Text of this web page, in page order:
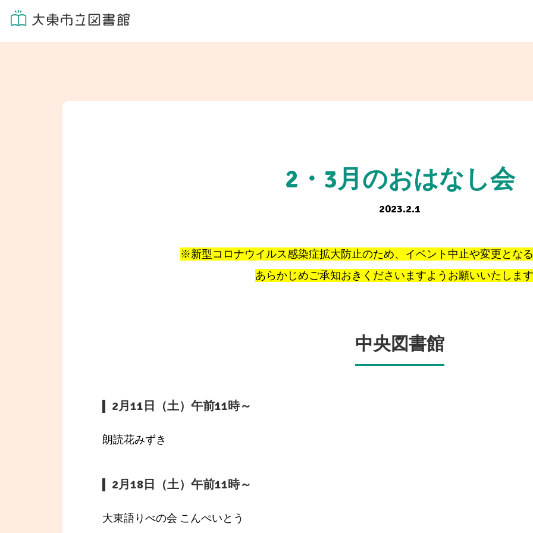
2・3月のおはなし会
2023.2.1
※新型コロナウイルス感染症拡大防止のため、イベント中止や変更とな
あらかじめご承知おきくださいますようお願いいたしま
中央図書館
2月11日（土）午前11時～
朗読花みずき
2月18日（土）午前11時～
大東語りべの会 こんぺいとう